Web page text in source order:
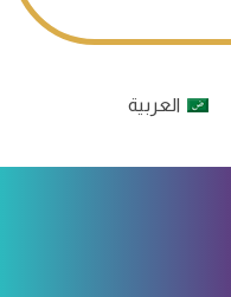
العربية